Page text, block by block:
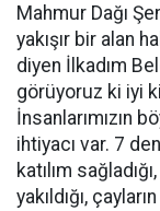
Mahmur Dağı
yakışır bir alan
diyen İlkadım
görüyoruz ki iyi
İnsanlarımızın
ihtiyacı var. 7
katılım
yakıldığı,